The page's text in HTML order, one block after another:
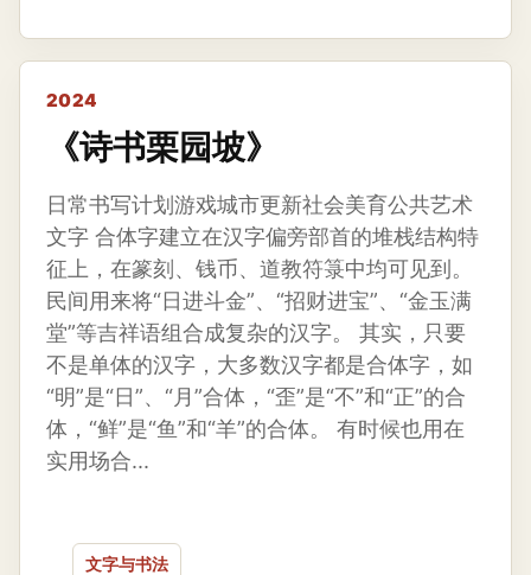
2024
《诗书栗园坡》
日常书写计划游戏城市更新社会美育公共艺术
文字 合体字建立在汉字偏旁部首的堆栈结构特
征上，在篆刻、钱币、道教符箓中均可见到。
民间用来将“日进斗金”、“招财进宝”、“金玉满
堂”等吉祥语组合成复杂的汉字。 其实，只要
不是单体的汉字，大多数汉字都是合体字，如
“明”是“日”、“月”合体，“歪”是“不”和“正”的合
体，“鲜”是“鱼”和“羊”的合体。 有时候也用在
实用场合...
文字与书法